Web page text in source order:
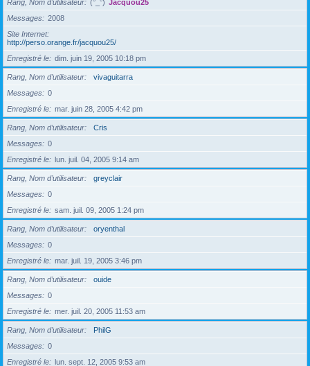
Rang, Nom d’utilisateur (°_°) Jacquou25
Messages
2008
Site Internet
http://perso.orange.fr/jacquou25/
Enregistré le
dim. juin 19, 2005 10:18 pm
Rang, Nom d’utilisateur
vivaguitarra
Messages
0
Enregistré le
mar. juin 28, 2005 4:42 pm
Rang, Nom d’utilisateur
Cris
Messages
0
Enregistré le
lun. juil. 04, 2005 9:14 am
Rang, Nom d’utilisateur
greyclair
Messages
0
Enregistré le
sam. juil. 09, 2005 1:24 pm
Rang, Nom d’utilisateur
oryenthal
Messages
0
Enregistré le
mar. juil. 19, 2005 3:46 pm
Rang, Nom d’utilisateur
ouide
Messages
0
Enregistré le
mer. juil. 20, 2005 11:53 am
Rang, Nom d’utilisateur
PhilG
Messages
0
Enregistré le
lun. sept. 12, 2005 9:53 am